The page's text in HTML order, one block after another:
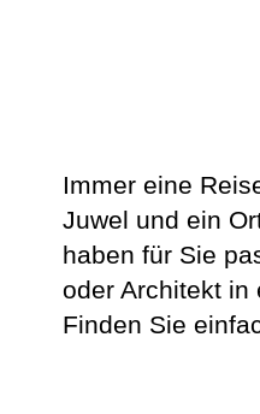
Immer eine
Juwel und ein
haben für Sie
oder Architekt in
Finden Sie